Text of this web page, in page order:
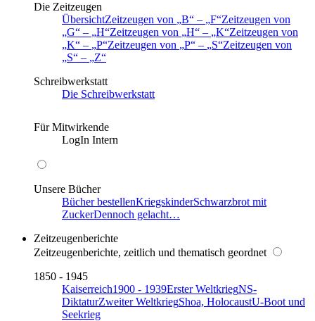
Die Zeitzeugen
ÜbersichtZeitzeugen von B – F Zeitzeugen von
G
– H Zeitzeugen von H – K Zeitzeugen von
K
– P Zeitzeugen von P – S Zeitzeugen von
S
–
Z
Schreibwerkstatt
Die Schreibwerkstatt
Für Mitwirkende
LogIn Intern
Unsere Bücher
Bücher bestellenKriegskinderSchwarzbrot mit
ZuckerDennoch gelacht…
Zeitzeugenberichte
Zeitzeugenberichte, zeitlich und thematisch geordnet
1850 - 1945
Kaiserreich1900 - 1939Erster WeltkriegNS-
DiktaturZweiter WeltkriegShoa, HolocaustU-Boot und
Seekrieg